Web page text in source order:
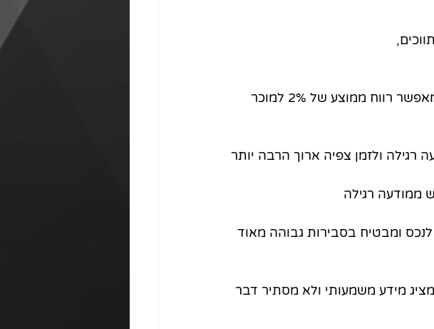
● סיור וירטואלי מקצר את זמן המכירה ב 20% - לאור זאת מאפשר רווח ממוצע של 2% למוכר
רגילה ולזמן צפיה ארוך הרבה יותר
ממודעה רגילה
לנכס ומבטיח בסבירות גבוהה מאוד
מידע משמעותי ולא מסתיר דבר